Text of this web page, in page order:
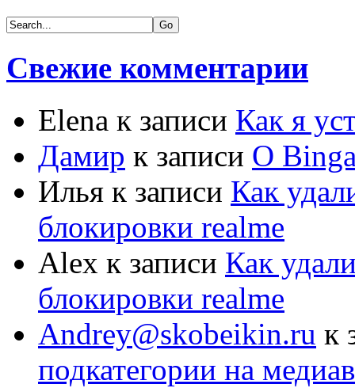
Свежие комментарии
Elena к записи Как я
Дамир к записи О
Илья к записи Как
блокировки realme
Alex к записи Как
блокировки realme
Andrey@skobeikin.ru к
подкатегории на